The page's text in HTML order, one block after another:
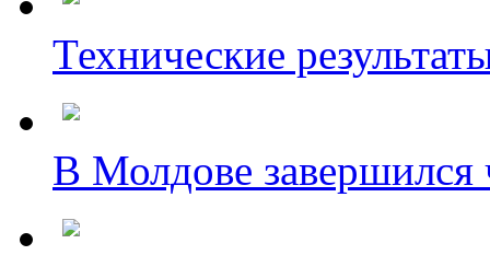
Технические
В Молдове завершился